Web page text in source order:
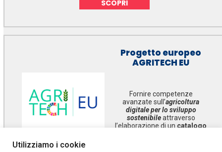
SCOPRI
Progetto europeo
AGRITECH EU
Fornire competenze
avanzate sull’agricoltura
digitale per lo sviluppo
sostenibileattraverso
l’elaborazione di un catalogo
Utilizziamo i cookie